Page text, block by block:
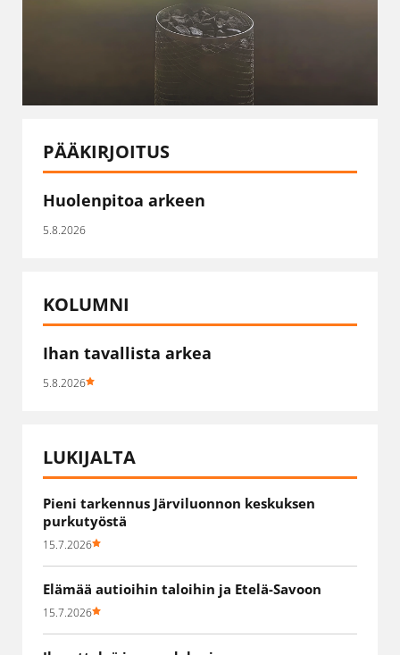
PÄÄKIRJOITUS
Huolenpitoa arkeen
5.8.2026
KOLUMNI
Ihan tavallista arkea
5.8.2026
LUKIJALTA
Pieni tarkennus Järviluonnon keskuksen
purkutyöstä
15.7.2026
Elämää autioihin taloihin ja Etelä-Savoon
15.7.2026